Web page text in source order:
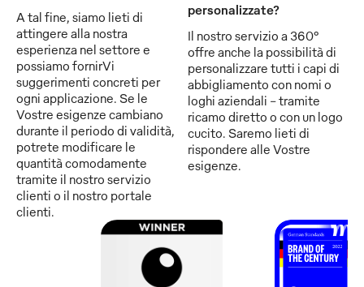
A tal fine, siamo lieti di
attingere alla nostra
esperienza nel settore e
possiamo fornirVi
suggerimenti concreti per
ogni applicazione. Se le
Vostre esigenze cambiano
durante il periodo di validità,
potrete modificare le
quantità comodamente
tramite il nostro servizio
clienti o il nostro portale
clienti.
personalizzate?
Il nostro servizio a 360°
offre anche la possibilità di
personalizzare tutti i capi di
abbigliamento con nomi o
loghi aziendali - tramite
ricamo diretto o con un logo
cucito. Saremo lieti di
rispondere alle Vostre
esigenze.